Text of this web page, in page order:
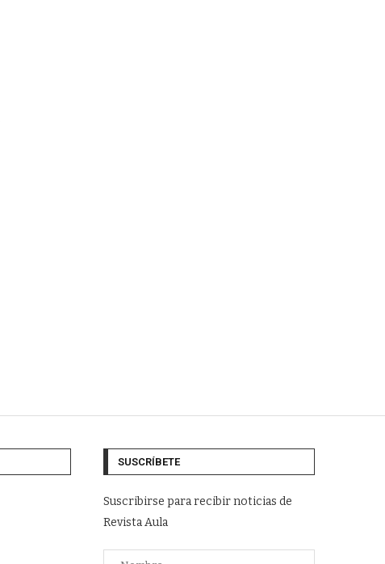
SUSCRÍBETE
Suscribirse para recibir noticias de
Revista Aula